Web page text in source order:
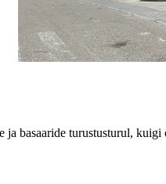
basaaride turustusturul, kuigi